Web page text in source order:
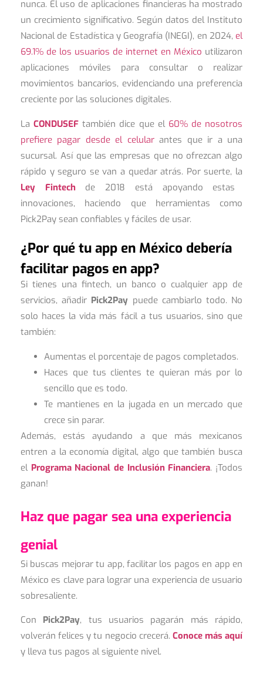
nunca. El uso de aplicaciones financieras ha mostrado
un crecimiento significativo. Según datos del Instituto
Nacional de Estadística y Geografía (INEGI), en 2024, el
69.1% de los usuarios de internet en México utilizaron
aplicaciones móviles para consultar o realizar
movimientos bancarios, evidenciando una preferencia
creciente por las soluciones digitales.
La CONDUSEF también dice que el 60% de nosotros
prefiere pagar desde el celularantes que ir a una
sucursal. Así que las empresas que no ofrezcan algo
rápido y seguro se van a quedar atrás. Por suerte, la
Ley Fintech de 2018 está apoyando estas
innovaciones, haciendo que herramientas como
Pick2Pay sean confiables y fáciles de usar.
¿Por qué tu app en México debería
facilitar pagos en app?
Si tienes una fintech, un banco o cualquier app de
servicios, añadir Pick2Pay puede cambiarlo todo. No
solo haces la vida más fácil a tus usuarios, sino que
también:
Aumentas el porcentaje de pagos completados.
Haces que tus clientes te quieran más por lo
sencillo que es todo.
Te mantienes en la jugada en un mercado que
crece sin parar.
Además, estás ayudando a que más mexicanos
entren a la economía digital, algo que también busca
el Programa Nacional de Inclusión Financiera. ¡Todos
ganan!
Haz que pagar sea una experiencia
genial
Si buscas mejorar tu app, facilitar los pagos en app en
México es clave para lograr una experiencia de usuario
sobresaliente.
Con Pick2Pay, tus usuarios pagarán más rápido,
volverán felices y tu negocio crecerá. Conoce más aquí
y lleva tus pagos al siguiente nivel.